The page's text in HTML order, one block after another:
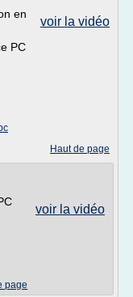
voir la vidéo
en
PC
Haut de page
voir la vidéo
page